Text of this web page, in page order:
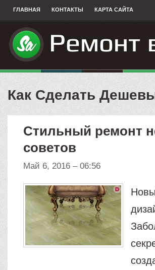
ГЛАВНАЯ КОНТАКТЫ КАРТА САЙТА
Как Сделать
Стильный ремонт
советов
Май 6, 2016 – 06:56